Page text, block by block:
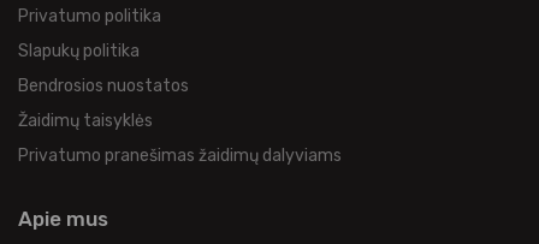
Privatumo politika
Slapukų politika
Bendrosios nuostatos
Žaidimų taisyklės
Privatumo pranešimas žaidimų dalyviams
Apie mus